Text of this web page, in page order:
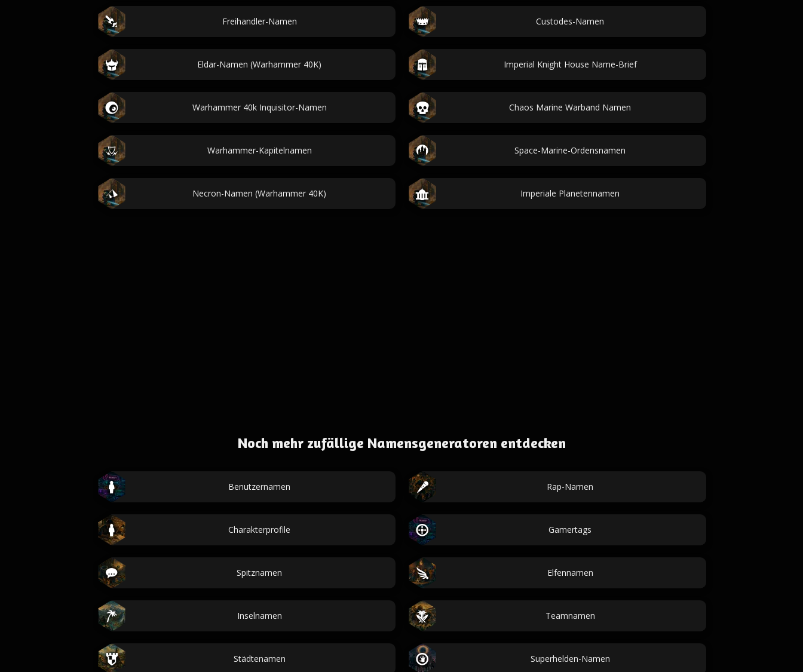
Freihandler-Namen Custodes-Namen
Eldar-Namen (Warhammer 40K) Imperial Knight House Name-Brief
Warhammer 40k Inquisitor-Namen Chaos Marine Warband Namen
Warhammer-Kapitelnamen Space-Marine-Ordensnamen
Necron-Namen (Warhammer 40K) Imperiale Planetennamen
Noch mehr zufällige Namensgeneratoren entdecken
Benutzernamen Rap-Namen
Charakterprofile Gamertags
Spitznamen Elfennamen
Inselnamen Teamnamen
Städtenamen Superhelden-Namen